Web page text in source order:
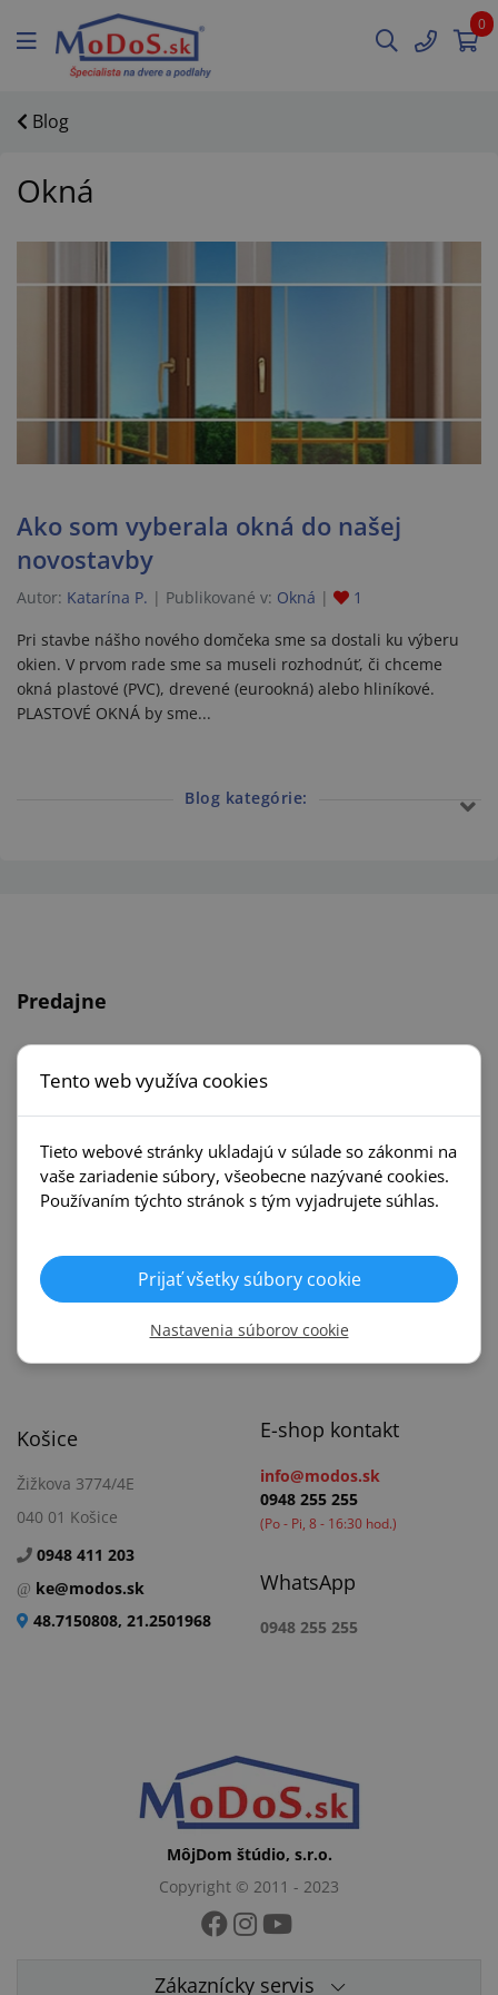
0
Blog
Okná
Ako som vyberala okná do našej
novostavby
Autor: Katarína P. Publikované v: Okná
1
Pri stavbe nášho nového domčeka sme sa dostali ku výberu
okien. V prvom rade sme sa museli rozhodnúť, či chceme
okná plastové (PVC), drevené (eurookná) alebo hliníkové.
PLASTOVÉ OKNÁ by sme...
Blog kategórie:
Predajne
Námestovo
Miestneho priemyslu 1028
Polyfunkčný dom ORMO
0948 706 036
49.413765, 19.487038
Výhonska 1
Obchodný dom Drevona
0948 725 125
48.211154, 17.159300
Košice
Žižkova 3774/4E
040 01 Košice
0948 411 203
ke@modos.sk
48.7150808, 21.2501968
E-shop kontakt
info@modos.sk
0948 255 255
(Po - Pi, 8 - 16:30 hod.)
WhatsApp
0948 255 255
MôjDom štúdio, s.r.o.
Copyright © 2011 - 2023
Zákaznícky servis
Tento web využíva cookies
Tieto webové stránky ukladajú v súlade so zákonmi na
vaše zariadenie súbory, všeobecne nazývané cookies.
Používaním týchto stránok s tým vyjadrujete súhlas.
Prijať všetky súbory cookie
Nastavenia súborov cookie